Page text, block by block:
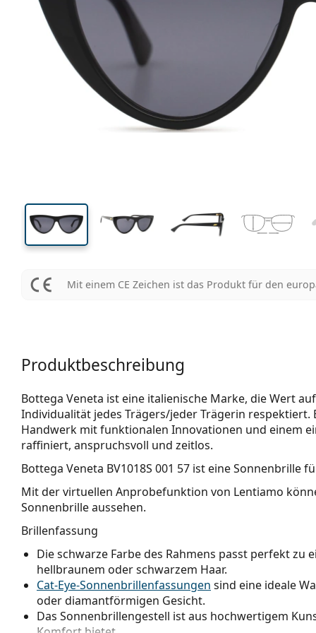
Brillenbreite
43 mm
Glashöhe Glasbreite
Glasbreite
Mit einem CE Zeichen ist das Produkt für den
Produktbeschreibung
Bottega Veneta ist eine italienische Marke, die Wert
Individualität jedes Trägers/jeder Trägerin
Handwerk mit funktionalen Innovationen und einem
raffiniert, anspruchsvoll und zeitlos.
Bottega Veneta BV1018S 001 57 ist eine Sonnenbrille
Mit der virtuellen Anprobefunktion von Lentiamo
Sonnenbrille aussehen.
Brillenfassung
Die schwarze Farbe des Rahmens passt perfekt
hellbraunem oder schwarzem Haar.
Cat-Eye-Sonnenbrillenfassungen sind eine ideale
oder diamantförmigen Gesicht.
Das Sonnenbrillengestell ist aus hochwertigem